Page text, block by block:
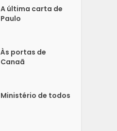
A última carta de
Paulo
Às portas de
Canaã
Ministério de todos